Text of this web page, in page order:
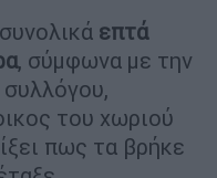
επτά
, σύμφωνα με την
του χωριού
πως τα βρήκε